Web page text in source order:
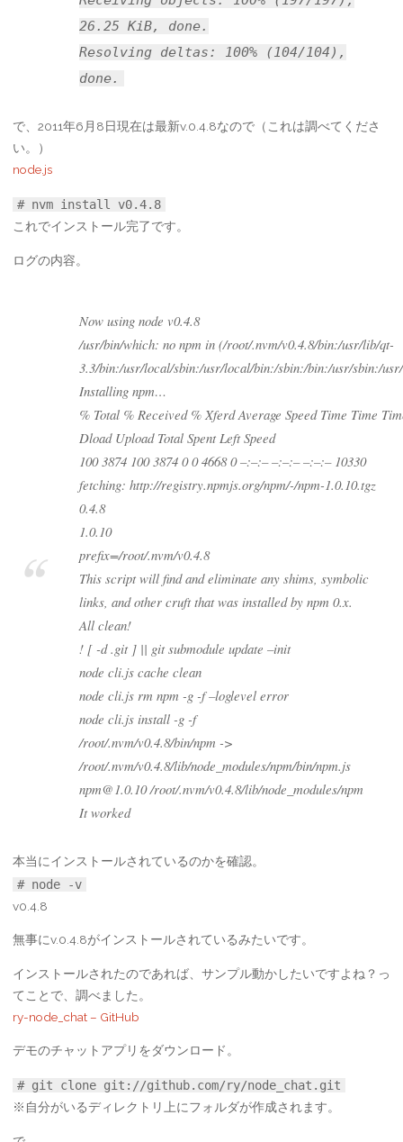
26.25 KiB, done.
Resolving deltas: 100% (104/104),
done.
で、2011年6月8日現在は最新v.0.4.8なので（これは調べてくださ
い。）
node.js
# nvm install v0.4.8
これでインストール完了です。
ログの内容。
Now using node v0.4.8
/usr/bin/which: no npm in (/root/.nvm/v0.4.8/bin:/usr/lib/qt-
3.3/bin:/usr/local/sbin:/usr/local/bin:/sbin:/bin:/usr/sbin:/
Installing npm…
% Total % Received % Xferd Average Speed Time Time
Dload Upload Total Spent Left Speed
100 3874 100 3874 0 0 4668 0 –:–:– –:–:– –:–:– 10330
fetching: http://registry.npmjs.org/npm/-/npm-1.0.10.tgz
0.4.8
1.0.10
prefix=/root/.nvm/v0.4.8
This script will find and eliminate any shims, symbolic
links, and other cruft that was installed by npm 0.x.
All clean!
! [ -d .git ] || git submodule update –init
node cli.js cache clean
node cli.js rm npm -g -f –loglevel error
node cli.js install -g -f
/root/.nvm/v0.4.8/bin/npm ->
/root/.nvm/v0.4.8/lib/node_modules/npm/bin/npm.js
npm@1.0.10 /root/.nvm/v0.4.8/lib/node_modules/npm
It worked
本当にインストールされているのかを確認。
# node -v
v0.4.8
無事にv.0.4.8がインストールされているみたいです。
インストールされたのであれば、サンプル動かしたいですよね？っ
てことで、調べました。
ry-node_chat – GitHub
デモのチャットアプリをダウンロード。
# git clone git://github.com/ry/node_chat.git
※自分がいるディレクトリ上にフォルダが作成されます。